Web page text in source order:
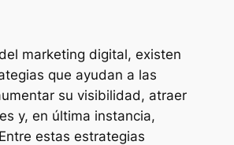
marketing digital, existen
que ayudan a las
su visibilidad, atraer
y, en última instancia,
estas estrategias